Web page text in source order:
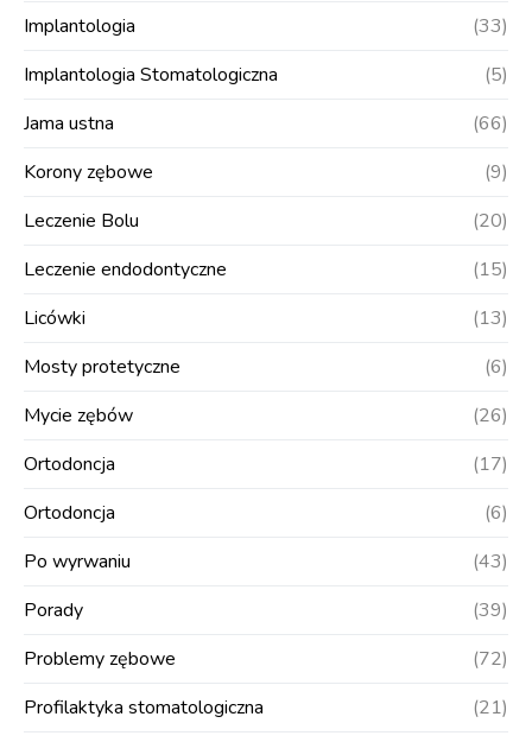
Implantologia
(33)
Implantologia Stomatologiczna
(5)
Jama ustna
(66)
Korony zębowe
(9)
Leczenie Bolu
(20)
Leczenie endodontyczne
(15)
Licówki
(13)
Mosty protetyczne
(6)
Mycie zębów
(26)
Ortodoncja
(17)
Ortodoncja
(6)
Po wyrwaniu
(43)
Porady
(39)
Problemy zębowe
(72)
Profilaktyka stomatologiczna
(21)